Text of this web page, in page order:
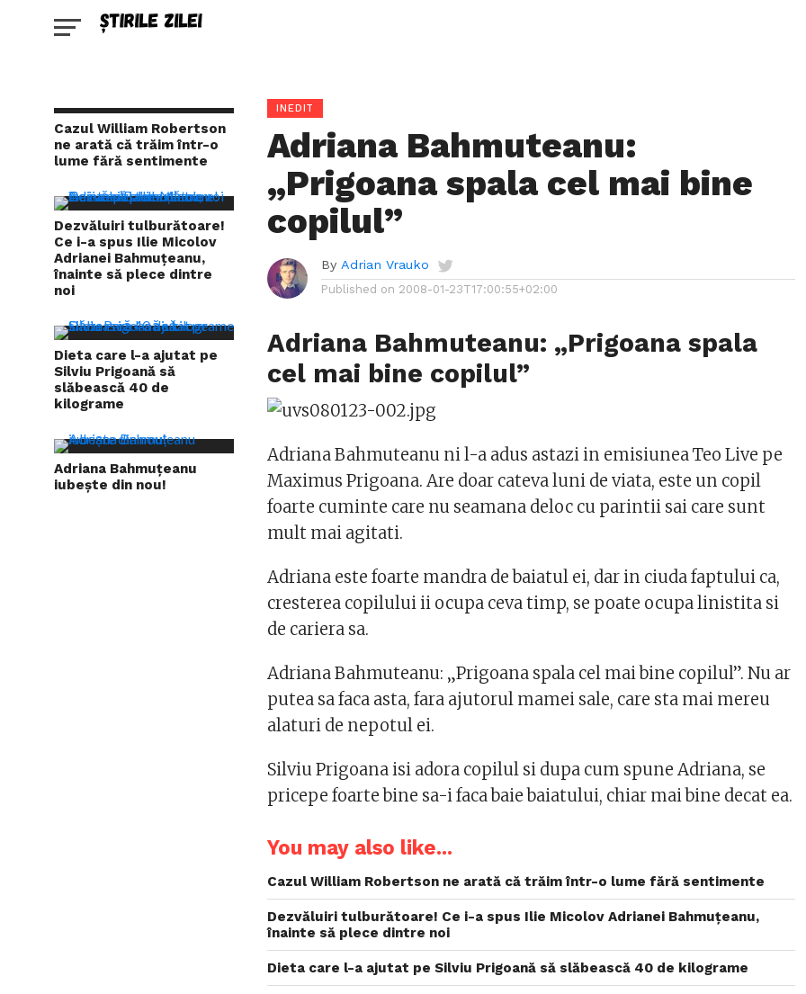
Cazul William Robertson
ne arată că trăim într-o
lume fără sentimente
Dezvăluiri tulburătoare!
Ce i-a spus Ilie Micolov
Adrianei Bahmuțeanu,
înainte să plece dintre
noi
Dieta care l-a ajutat pe
Silviu Prigoană să
slăbească 40 de
kilograme
Adriana Bahmuțeanu
iubește din nou!
INEDIT
Adriana Bahmuteanu:
„Prigoana spala cel mai bine
copilul”
By Adrian Vrauko
Published on 2008-01-23T17:00:55+02:00
Adriana Bahmuteanu: „Prigoana spala
cel mai bine copilul”
Adriana Bahmuteanu ni l-a adus astazi in emisiunea Teo Live pe
Maximus Prigoana. Are doar cateva luni de viata, este un copil
foarte cuminte care nu seamana deloc cu parintii sai care sunt
mult mai agitati.
Adriana este foarte mandra debaiatul ei, dar in ciuda faptului ca,
cresterea copilului ii ocupa ceva timp, se poate ocupa linistita si
de cariera sa.
Adriana Bahmuteanu: „Prigoana spala cel mai bine copilul”. Nu ar
putea sa faca asta, fara ajutorul mamei sale, care sta mai mereu
alaturi de nepotul ei.
Silviu Prigoana isi adora copilul si dupa cum spune Adriana, se
pricepe foarte bine sa-i faca baie baiatului, chiar mai bine decat ea.
You may also like...
Cazul William Robertson ne arată că trăim într-o lume fără sentimente
Dezvăluiri tulburătoare! Ce i-a spus Ilie Micolov Adrianei Bahmuțeanu,
înainte să plece dintre noi
Dieta care l-a ajutat pe Silviu Prigoană să slăbească 40 de kilograme